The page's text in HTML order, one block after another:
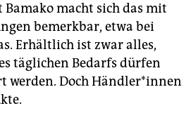
macht sich das mit
bemerkbar, etwa bei
Erhältlich ist zwar alles,
täglichen Bedarfs dürfen
werden. Doch Händ­le­r*in­nen